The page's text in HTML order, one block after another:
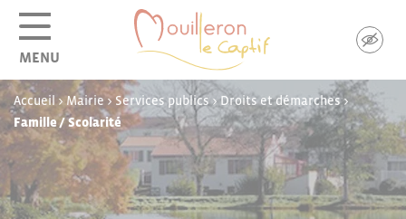
MENU
Accueil >Mairie> Services publics>Droits et démarches>
Famille / Scolarité
Panneau de gestion des cookies